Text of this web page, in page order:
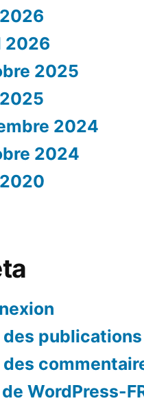
2026
2025
2024
2024
des publications
des
WordPress-